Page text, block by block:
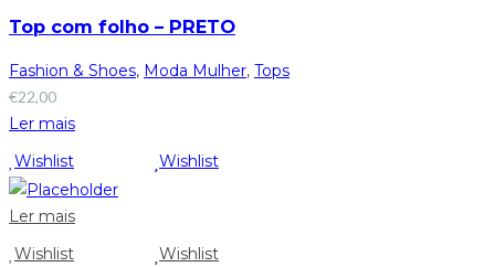
Top com folho – PRETO
Fashion & Shoes, Moda Mulher, Tops
€22,00
Ler mais
Wishlist
Wishlist
Ler mais
Wishlist
Wishlist